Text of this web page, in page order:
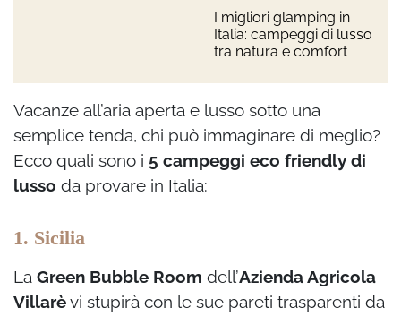
I migliori glamping in
Italia: campeggi di lusso
tra natura e comfort
Vacanze all’aria aperta e lusso sotto una
semplice tenda, chi può immaginare di meglio?
Ecco quali sono i 5 campeggi eco friendly di
lusso da provare in Italia:
1. Sicilia
La Green Bubble Room dell’Azienda Agricola
Villarèvi stupirà con le sue pareti trasparenti da